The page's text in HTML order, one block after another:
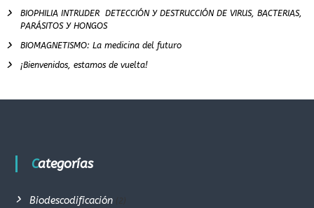
BIOPHILIA INTRUDER DETECCIÓN Y DESTRUCCIÓN DE VIRUS, BACTERIAS,
PARÁSITOS Y HONGOS
BIOMAGNETISMO: La medicina del futuro
¡Bienvenidos, estamos de vuelta!
Categorías
Biodescodificación(2)